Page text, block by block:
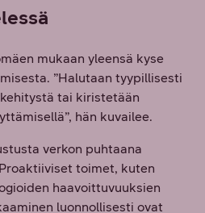
mukaan yleensä kyse
”Halutaan tyypillisesti
tai kiristetään
hän kuvailee.
verkon puhtaana
toimet, kuten
haavoittuvuuksien
luonnollisesti ovat